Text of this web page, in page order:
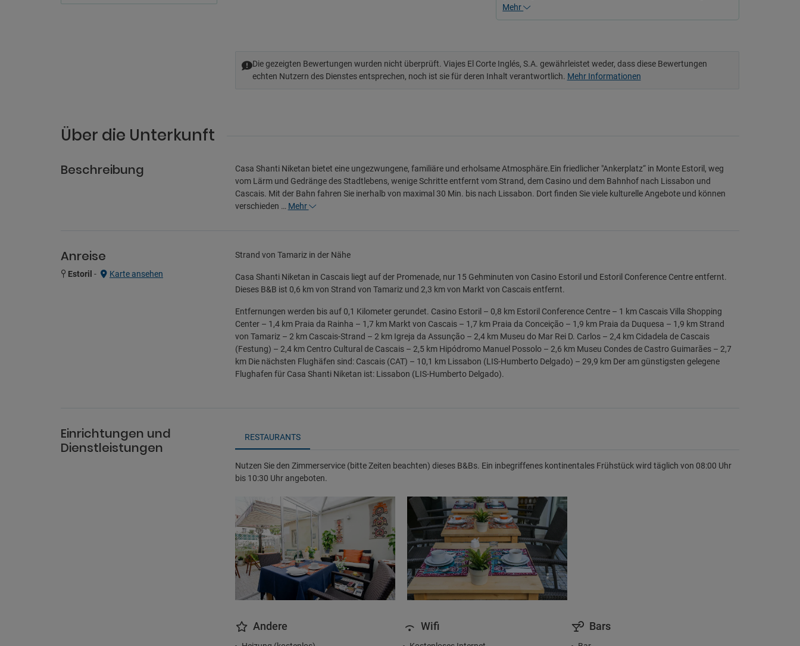
Mehr
Die gezeigten Bewertungen wurden nicht überprüft. Viajes El Corte Inglés, S.A. gewährleistet weder, dass diese Bewertungen
echten Nutzern des Dienstes entsprechen, noch ist sie für deren Inhalt verantwortlich. Mehr Informationen
Über die Unterkunft
Beschreibung
Casa Shanti Niketan bietet eine ungezwungene, familiäre und erholsame Atmosphäre.Ein friedlicher "Ankerplatz“ in Monte Estoril, weg
vom Lärm und Gedränge des Stadtlebens, wenige Schritte entfernt vom Strand, dem Casino und dem Bahnhof nach Lissabon und
Cascais. Mit der Bahn fahren Sie inerhalb von maximal 30 Min. bis nach Lissabon. Dort finden Sie viele kulturelle Angebote und können
verschieden … Mehr
Anreise
Estoril - Karte ansehen
Strand von Tamariz in der Nähe
Casa Shanti Niketan in Cascais liegt auf der Promenade, nur 15 Gehminuten von Casino Estoril und Estoril Conference Centre entfernt.
Dieses B&B ist 0,6 km von Strand von Tamariz und 2,3 km von Markt von Cascais entfernt.
Entfernungen werden bis auf 0,1 Kilometer gerundet. Casino Estoril – 0,8 km Estoril Conference Centre – 1 km Cascais Villa Shopping
Center – 1,4 km Praia da Rainha – 1,7 km Markt von Cascais – 1,7 km Praia da Conceição – 1,9 km Praia da Duquesa – 1,9 km Strand
von Tamariz – 2 km Cascais-Strand – 2 km Igreja da Assunção – 2,4 km Museu do Mar Rei D. Carlos – 2,4 km Cidadela de Cascais
(Festung) – 2,4 km Centro Cultural de Cascais – 2,5 km Hipódromo Manuel Possolo – 2,6 km Museu Condes de Castro Guimarães – 2,7
km Die nächsten Flughäfen sind: Cascais (CAT) – 10,1 km Lissabon (LIS-Humberto Delgado) – 29,9 km Der am günstigsten gelegene
Flughafen für Casa Shanti Niketan ist: Lissabon (LIS-Humberto Delgado).
Einrichtungen und
Dienstleistungen
RESTAURANTS
Nutzen Sie den Zimmerservice (bitte Zeiten beachten) dieses B&Bs. Ein inbegriffenes kontinentales Frühstück wird täglich von 08:00 Uhr
bis 10:30 Uhr angeboten.
Andere Wifi Bars